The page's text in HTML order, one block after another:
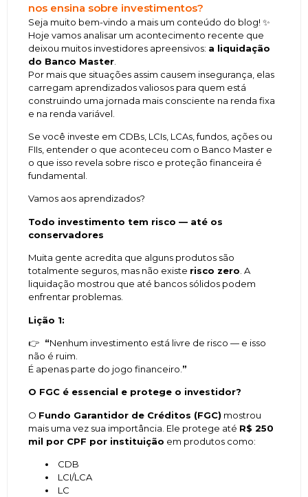
nos ensina sobre investimentos?
Seja muito bem-vindo a mais um conteúdo do blog! ✨
Hoje vamos analisar um acontecimento recente que
deixou muitos investidores apreensivos: a liquidação
do Banco Master
Por mais que situações assim causem insegurança, elas
carregam aprendizados valiosos para quem está
construindo uma jornada mais consciente na renda fixa
e na renda variável.
Se você investe em CDBs, LCIs, LCAs, fundos, ações ou
FIIs, entender o que aconteceu com o Banco Master e
o que isso revela sobre risco e proteção financeira é
fundamental.
Vamos aos aprendizados?
Todo investimento tem risco — até os
conservadores
Muita gente acredita que alguns produtos são
totalmente seguros, mas não existe risco zero . A
liquidação mostrou que até bancos sólidos podem
enfrentar problemas.
Lição 1:
👉 “Nenhum investimento está livre de risco — e isso
não é ruim.
É apenas parte do jogo financeiro. ”
O FGC é essencial e protege o investidor?
O Fundo Garantidor de Créditos (FGC) mostrou
mais uma vez sua importância. Ele protege até R$ 250
mil por CPF por instituição em produtos como:
CDB
LCI/LCA
LC